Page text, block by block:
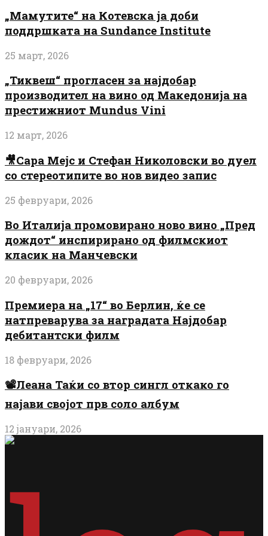
„Мамутите“ на Котевска ја доби
поддршката на Sundance Institute
25 март, 2026
„Тиквеш“ прогласен за најдобар
производител на вино од Македонија на
престижниот Mundus Vini
12 март, 2026
🎥Сара Мејс и Стефан Николовски во дуел
со стереотипите во нов видео запис
25 февруари, 2026
Во Италија промовирано ново вино „Пред
дождот“ инспирирано од филмскиот
класик на Манчевски
20 февруари, 2026
Премиера на „17“ во Берлин, ќе се
натпреварува за наградата Најдобар
дебитантски филм
18 февруари, 2026
📽️Леана Таќи со втор сингл откако го
најави својот прв соло албум
12 јануари, 2026